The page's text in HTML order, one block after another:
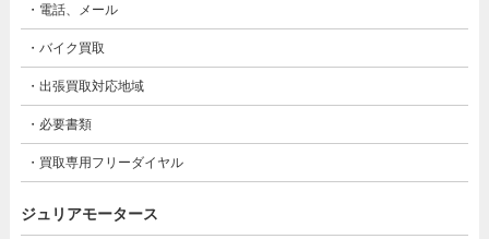
・電話、メール
・バイク買取
・出張買取対応地域
・必要書類
・買取専用フリーダイヤル
ジュリアモータース